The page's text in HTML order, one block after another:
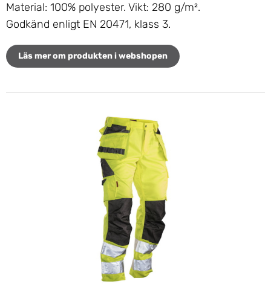
Material: 100% polyester. Vikt: 280 g/m².
Godkänd enligt EN 20471, klass 3.
Läs mer om produkten i webshopen